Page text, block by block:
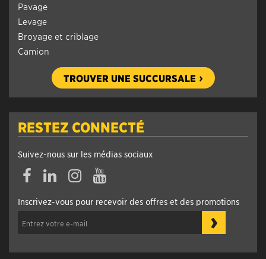
Pavage
Levage
Broyage et criblage
Camion
TROUVER UNE SUCCURSALE
RESTEZ CONNECTÉ
Suivez-nous sur les médias sociaux
FacebookLinkedinInstagramYouTube
Inscrivez-vous pour recevoir des offres et des promotions
›